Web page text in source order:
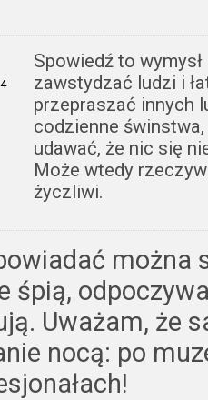
Spowiedź to
zawstydzać ludzi i
przepraszać innych
codzienne
udawać, że nic się
Może wtedy
życzliwi.
można
śpią,
Uważam, że
nocą: po